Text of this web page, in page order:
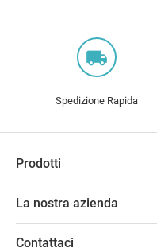
local_shipping
Spedizione Rapida
Prodotti
La nostra azienda
Contattaci